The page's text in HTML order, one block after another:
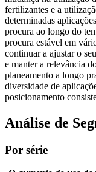
fertilizantes e a
determinadas
procura ao longo do
procura estável em
continuar a ajustar o
e manter a relevância
planeamento a longo
diversidade de
posicionamento
Análise de
Por série